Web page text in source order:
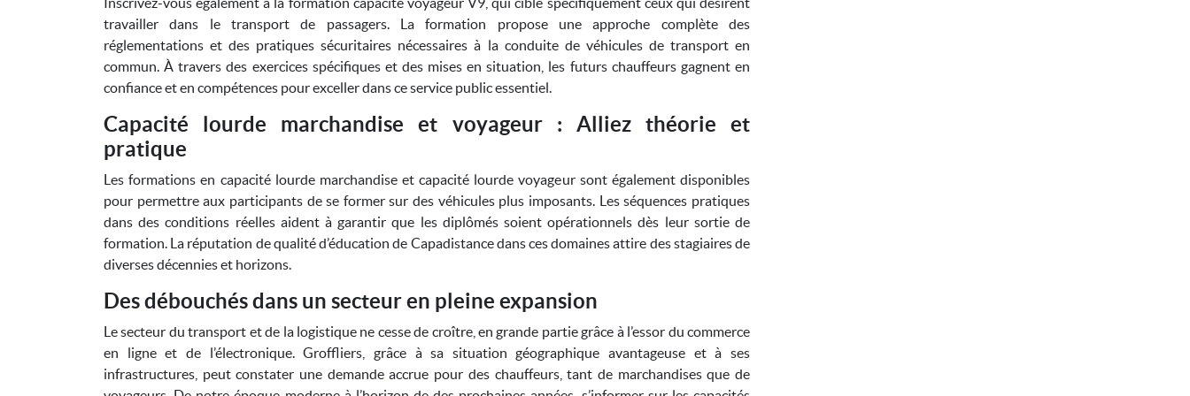
travailler dans le transport de passagers. La formation propose une approche complète des
réglementations et des pratiques sécuritaires nécessaires à la conduite de véhicules de transport en
commun. À travers des exercices spécifiques et des mises en situation, les futurs chauffeurs gagnent en
confiance et en compétences pour exceller dans ce service public essentiel.
Capacité lourde marchandise et voyageur : Alliez théorie et
pratique
Les formations en capacité lourde marchandise et capacité lourde voyageur sont également disponibles
pour permettre aux participants de se former sur des véhicules plus imposants. Les séquences pratiques
dans des conditions réelles aident à garantir que les diplômés soient opérationnels dès leur sortie de
formation. La réputation de qualité d’éducation de Capadistance dans ces domaines attire des stagiaires de
diverses décennies et horizons.
Des débouchés dans un secteur en pleine expansion
Le secteur du transport et de la logistique ne cesse de croître, en grande partie grâce à l’essor du commerce
en ligne et de l’électronique. Groffliers, grâce à sa situation géographique avantageuse et à ses
infrastructures, peut constater une demande accrue pour des chauffeurs, tant de marchandises que de